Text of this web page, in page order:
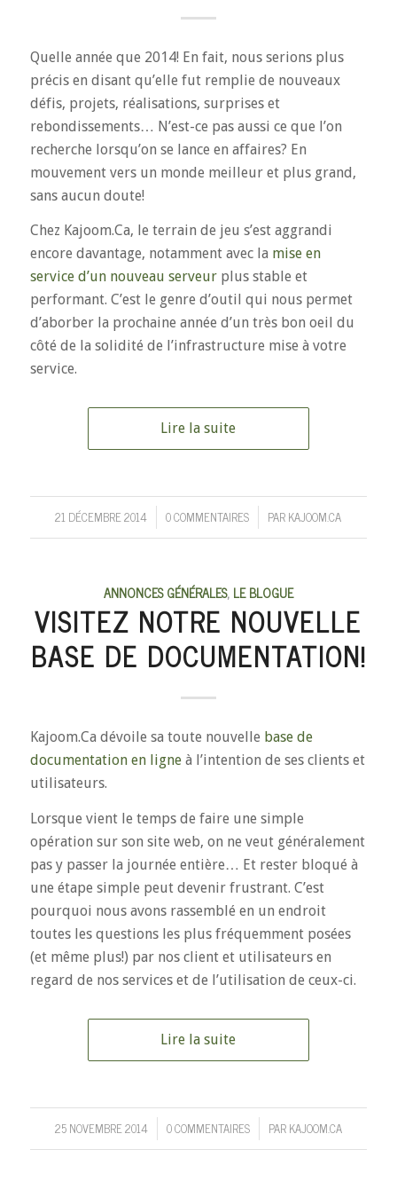
Quelle année que 2014! En fait, nous serions plus
précis en disant qu’elle fut remplie de nouveaux
défis, projets, réalisations, surprises et
rebondissements… N’est-ce pas aussi ce que l’on
recherche lorsqu’on se lance en affaires? En
mouvement vers un monde meilleur et plus grand,
sans aucun doute!
Chez Kajoom.Ca, le terrain de jeu s’est aggrandi
encore davantage, notamment avec la mise en
service d’un nouveau serveurplus stable et
performant. C’est le genre d’outil qui nous permet
d’aborber la prochaine année d’un très bon oeil du
côté de la solidité de l’infrastructure mise à votre
service.
Lire la suite
21 DÉCEMBRE 2014
/ 0 COMMENTAIRES
/ PARKAJOOM.CA
ANNONCES GÉNÉRALES, LE BLOGUE
VISITEZ NOTRE NOUVELLE
BASE DE DOCUMENTATION!
Kajoom.Ca dévoile sa toute nouvelle base de
documentation en ligneà l’intention de ses clients et
utilisateurs.
Lorsque vient le temps de faire une simple
opération sur son site web, on ne veut généralement
pas y passer la journée entière… Et rester bloqué à
une étape simple peut devenir frustrant. C’est
pourquoi nous avons rassemblé en un endroit
toutes les questions les plus fréquemment posées
(et même plus!) par nos client et utilisateurs en
regard de nos services et de l’utilisation de ceux-ci.
Lire la suite
25 NOVEMBRE 2014
/ 0 COMMENTAIRES
/ PARKAJOOM.CA